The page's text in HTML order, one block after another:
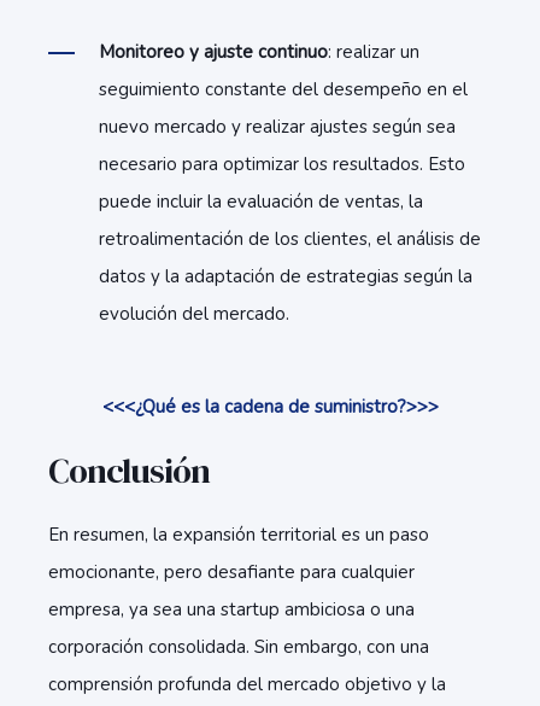
Monitoreo y ajuste continuo: realizar un
seguimiento constante del desempeño en el
nuevo mercado y realizar ajustes según sea
necesario para optimizar los resultados. Esto
puede incluir la evaluación de ventas, la
retroalimentación de los clientes, el análisis de
datos y la adaptación de estrategias según la
evolución del mercado.
<<<¿Qué es la cadena de suministro?>>>
Conclusión
En resumen, la expansión territorial es un paso
emocionante, pero desafiante para cualquier
empresa, ya sea una startup ambiciosa o una
corporación consolidada. Sin embargo, con una
comprensión profunda del mercado objetivo y la